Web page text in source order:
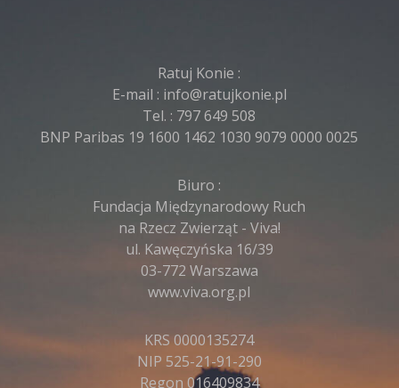
Ratuj Konie :
E-mail : info@ratujkonie.pl
Tel. : 797 649 508
BNP Paribas 19 1600 1462 1030 9079 0000 0025
Biuro :
Fundacja Międzynarodowy Ruch
na Rzecz Zwierząt - Viva!
ul. Kawęczyńska 16/39
03-772 Warszawa
www.viva.org.pl
KRS 0000135274
NIP 525-21-91-290
Regon 016409834